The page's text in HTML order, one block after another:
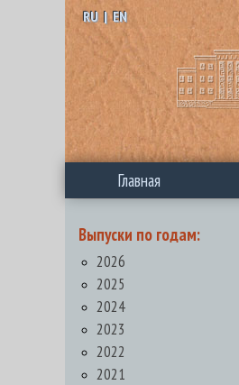
RU | EN
Главная
Выпуски по годам:
2026
2025
2024
2023
2022
2021